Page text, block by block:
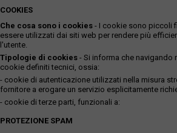
COOKIES
Che cosa sono i cookies - I cookie sono piccoli
essere utilizzati dai siti web per rendere più
l'utente.
Tipologie di cookies - Si informa che navigando
cookie definiti tecnici, ossia:
- cookie di autenticazione utilizzati nella misura
fornitore a erogare un servizio esplicitamente
- cookie di terze parti, funzionali a:
PROTEZIONE SPAM